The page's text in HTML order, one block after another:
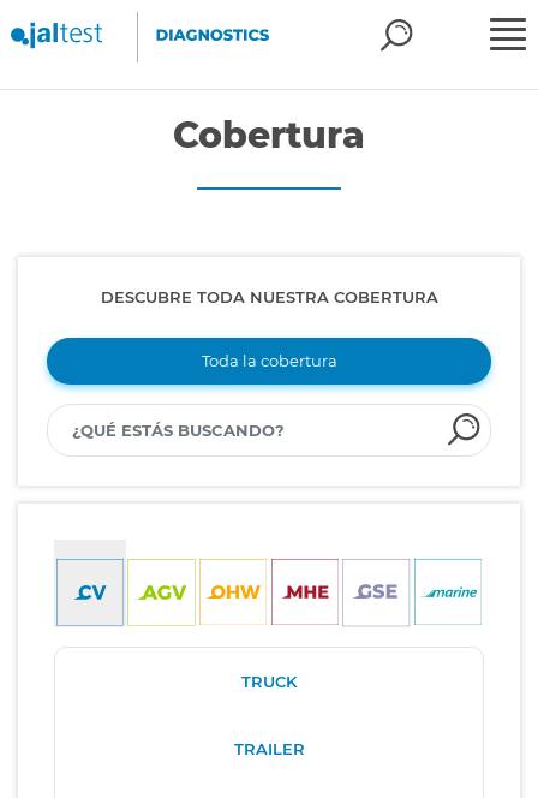
Cobertura
DESCUBRE TODA NUESTRA COBERTURA
Toda la cobertura
TRUCK
TRAILER